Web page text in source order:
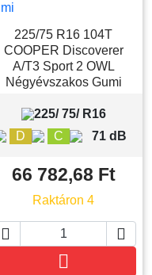
225/75 R16 104T
COOPER Discoverer
A/T3 Sport 2 OWL
Négyévszakos Gumi
225/ 75/ R16
D
C 71 dB
66 782,68 Ft
Raktáron 4
 
